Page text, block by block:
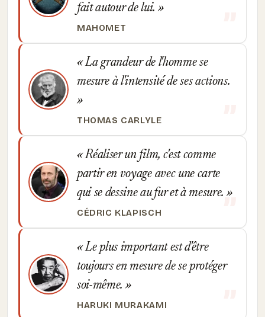
fait autour de lui.
MAHOMET
La grandeur de l'homme se
mesure à l'intensité de ses actions.
THOMAS CARLYLE
Réaliser un film, c'est comme
partir en voyage avec une carte
qui se dessine au fur et à mesure.
CÉDRIC KLAPISCH
Le plus important est d'être
toujours en mesure de se protéger
soi-même.
HARUKI MURAKAMI